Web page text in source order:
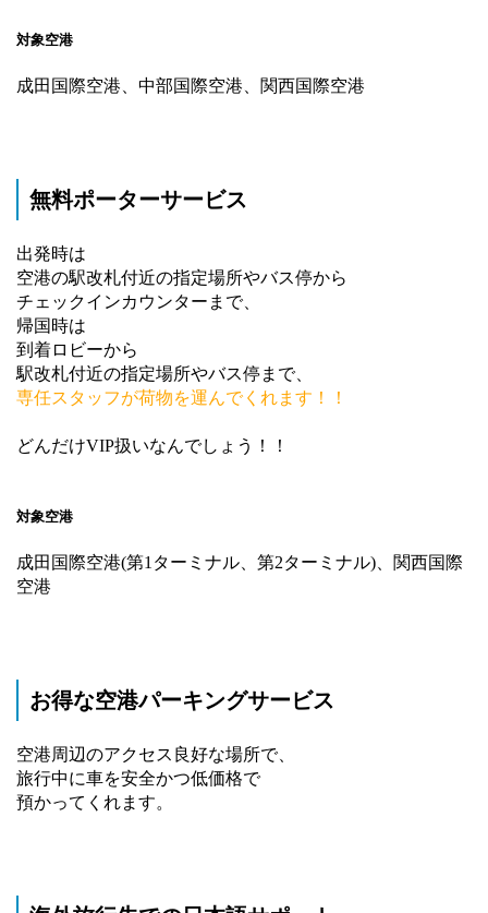
対象空港
成田国際空港、中部国際空港、関西国際空港
無料ポーターサービス
出発時は
空港の駅改札付近の指定場所やバス停から
チェックインカウンターまで、
帰国時は
到着ロビーから
駅改札付近の指定場所やバス停まで、
専任スタッフが荷物を運んでくれます！！
どんだけVIP扱いなんでしょう！！
対象空港
成田国際空港(第1ターミナル、第2ターミナル)、関西国際
空港
お得な空港パーキングサービス
空港周辺のアクセス良好な場所で、
旅行中に車を安全かつ低価格で
預かってくれます。